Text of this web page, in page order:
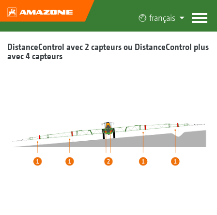
français
DistanceControl avec 2 capteurs ou DistanceControl plus
avec 4 capteurs